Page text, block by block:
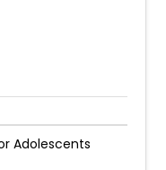
Adolescents